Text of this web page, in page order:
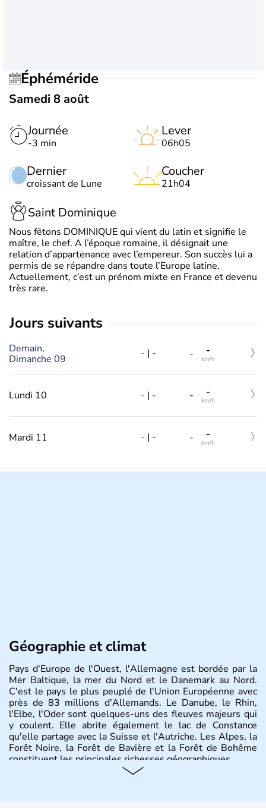
Éphéméride
Samedi 8 août
Journée
-3 min
Dernier
croissant de Lune
Lever
06h05
Coucher
21h04
Saint Dominique
Nous fêtons DOMINIQUE qui vient du latin et signifie le
maître, le chef. A l’époque romaine, il désignait une
relation d’appartenance avec l’empereur. Son succès lui a
permis de se répandre dans toute l’Europe latine.
Actuellement, c’est un prénom mixte en France et devenu
très rare.
jours suivants
Demain,
Dimanche 09
- | - - -
km/h
Lundi 10 - | - - -
km/h
Mardi 11 - | - - -
km/h
Géographie et climat
Pays d'Europe de l'Ouest, l'Allemagne est bordée par la
Mer Baltique, la mer du Nord et le Danemark au Nord.
C'est le pays le plus peuplé de l'Union Européenne avec
près de 83 millions d'Allemands. Le Danube, le Rhin,
l'Elbe, l'Oder sont quelques-uns des fleuves majeurs qui
y coulent. Elle abrite également le lac de Constance
qu'elle partage avec la Suisse et l'Autriche. Les Alpes, la
Forêt Noire, la Forêt de Bavière et la Forêt de Bohême
constituent les principales richesses géographiques.